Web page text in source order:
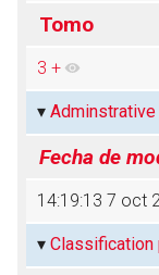
Tomo
3 +
Fecha de
14:19:13 7 oct
Classification